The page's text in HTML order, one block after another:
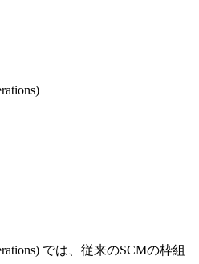
では、従来のSCMの枠組